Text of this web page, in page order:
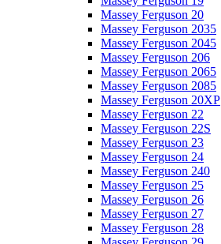
Massey Ferguson 20
Massey Ferguson 2035
Massey Ferguson 2045
Massey Ferguson 206
Massey Ferguson 2065
Massey Ferguson 2085
Massey Ferguson 20XP
Massey Ferguson 22
Massey Ferguson 22S
Massey Ferguson 23
Massey Ferguson 24
Massey Ferguson 240
Massey Ferguson 25
Massey Ferguson 26
Massey Ferguson 27
Massey Ferguson 28